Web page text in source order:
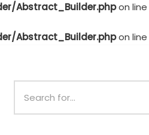
Abstract_Builder.phpon line
Abstract_Builder.phpon line